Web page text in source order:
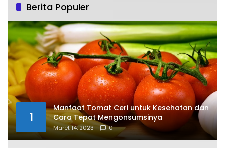
Berita Populer
1
Manfaat Tomat Ceri untuk Kesehatan dan
Cara Tepat Mengonsumsinya
Maret 14, 2023 0